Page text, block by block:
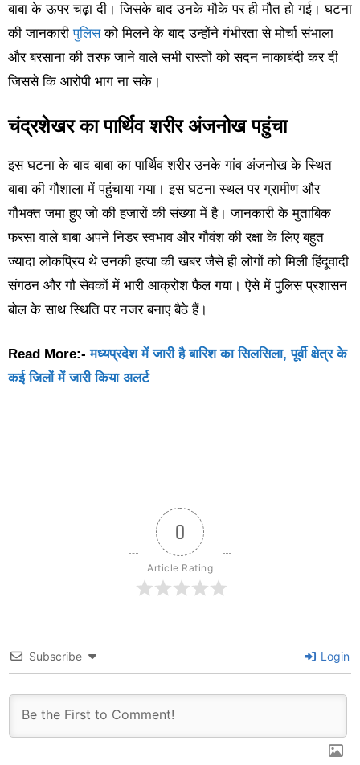
बाबा के ऊपर चढ़ा दी। जिसके बाद उनके मौके पर ही मौत हो गई। घटना
की जानकारीपुलिसको मिलने के बाद उन्होंने गंभीरता से मोर्चा संभाला
और बरसाना की तरफ जाने वाले सभी रास्तों को सदन नाकाबंदी कर दी
जिससे कि आरोपी भाग ना सके।
चंद्रशेखर का पार्थिव शरीर अंजनोख पहुंचा
इस घटना के बाद बाबा का पार्थिव शरीर उनके गांव अंजनोख के स्थित
बाबा की गौशाला में पहुंचाया गया। इस घटना स्थल पर ग्रामीण और
गौभक्त जमा हुए जो की हजारों की संख्या में है। जानकारी के मुताबिक
फरसा वाले बाबा अपने निडर स्वभाव और गौवंश की रक्षा के लिए बहुत
ज्यादा लोकप्रिय थे उनकी हत्या की खबर जैसे ही लोगों को मिली हिंदूवादी
संगठन और गौ सेवकों में भारी आक्रोश फैल गया। ऐसे में पुलिस प्रशासन
बोल के साथ स्थिति पर नजर बनाए बैठे हैं।
Read More:-मध्यप्रदेश में जारी है बारिश का सिलसिला, पूर्वी क्षेत्र के
कई जिलों में जारी किया अलर्ट
0
Article Rating
Subscribe Login